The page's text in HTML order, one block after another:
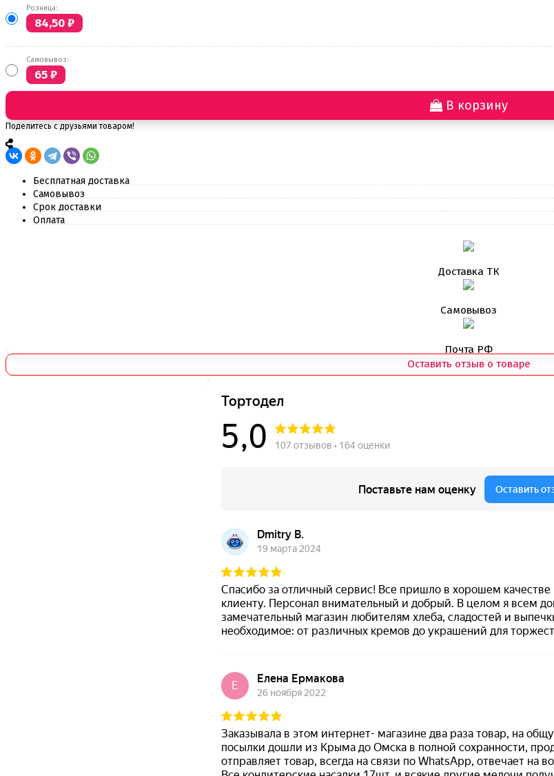
Розница:
84,50 ₽
Самовывоз:
65 ₽
В корзину
Поделитесь с друзьями товаром!
Бесплатная доставка
Самовывоз
Срок доставки
Оплата
Доставка ТК
Самовывоз
Почта РФ
Оставить отзыв о товаре